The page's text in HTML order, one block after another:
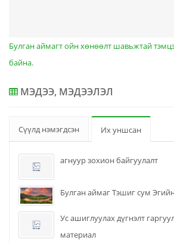
Булган аймагт ойн хөнөөлт шавьжтай
байна.
МЭДЭЭ, МЭДЭЭЛЭЛ
Сүүлд нэмэгдсэн Их уншсан
агнуур зохион байгуулалт
Булган аймаг Тэшиг сум
Ус ашиглуулах дүгнэлт
материал